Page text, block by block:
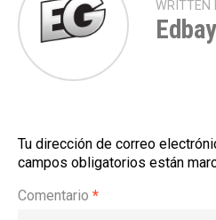
WRITTEN
Edbay
Tu dirección de correo
campos obligatorios están
Comentario *